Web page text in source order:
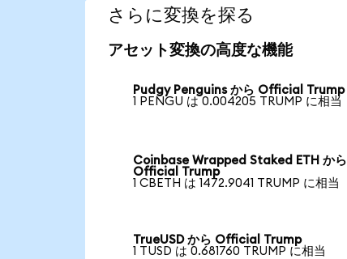
さらに変換を探る
アセット変換の高度な機能
Pudgy Penguins から Official Trump
1 PENGU は 0.004205 TRUMP に相当
Coinbase Wrapped Staked ETH から
Official Trump
1 CBETH は 1472.9041 TRUMP に相当
TrueUSD から Official Trump
1 TUSD は 0.681760 TRUMP に相当